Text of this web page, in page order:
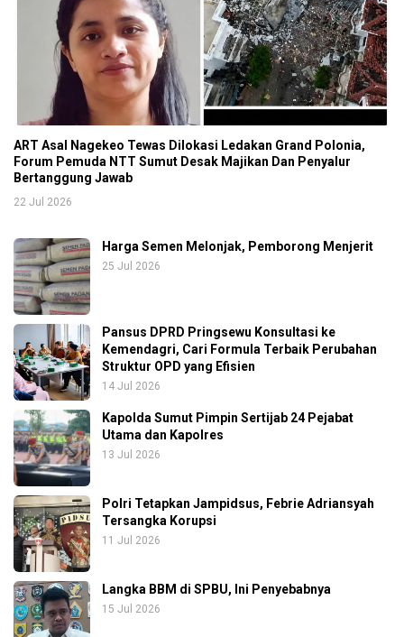
ART Asal Nagekeo Tewas Dilokasi Ledakan Grand Polonia,
Forum Pemuda NTT Sumut Desak Majikan Dan Penyalur
Bertanggung Jawab
22 Jul 2026
Harga Semen Melonjak, Pemborong Menjerit
25 Jul 2026
Pansus DPRD Pringsewu Konsultasi ke
Kemendagri, Cari Formula Terbaik Perubahan
Struktur OPD yang Efisien
14 Jul 2026
Kapolda Sumut Pimpin Sertijab 24 Pejabat
Utama dan Kapolres
13 Jul 2026
Polri Tetapkan Jampidsus, Febrie Adriansyah
Tersangka Korupsi
11 Jul 2026
Langka BBM di SPBU, Ini Penyebabnya
15 Jul 2026